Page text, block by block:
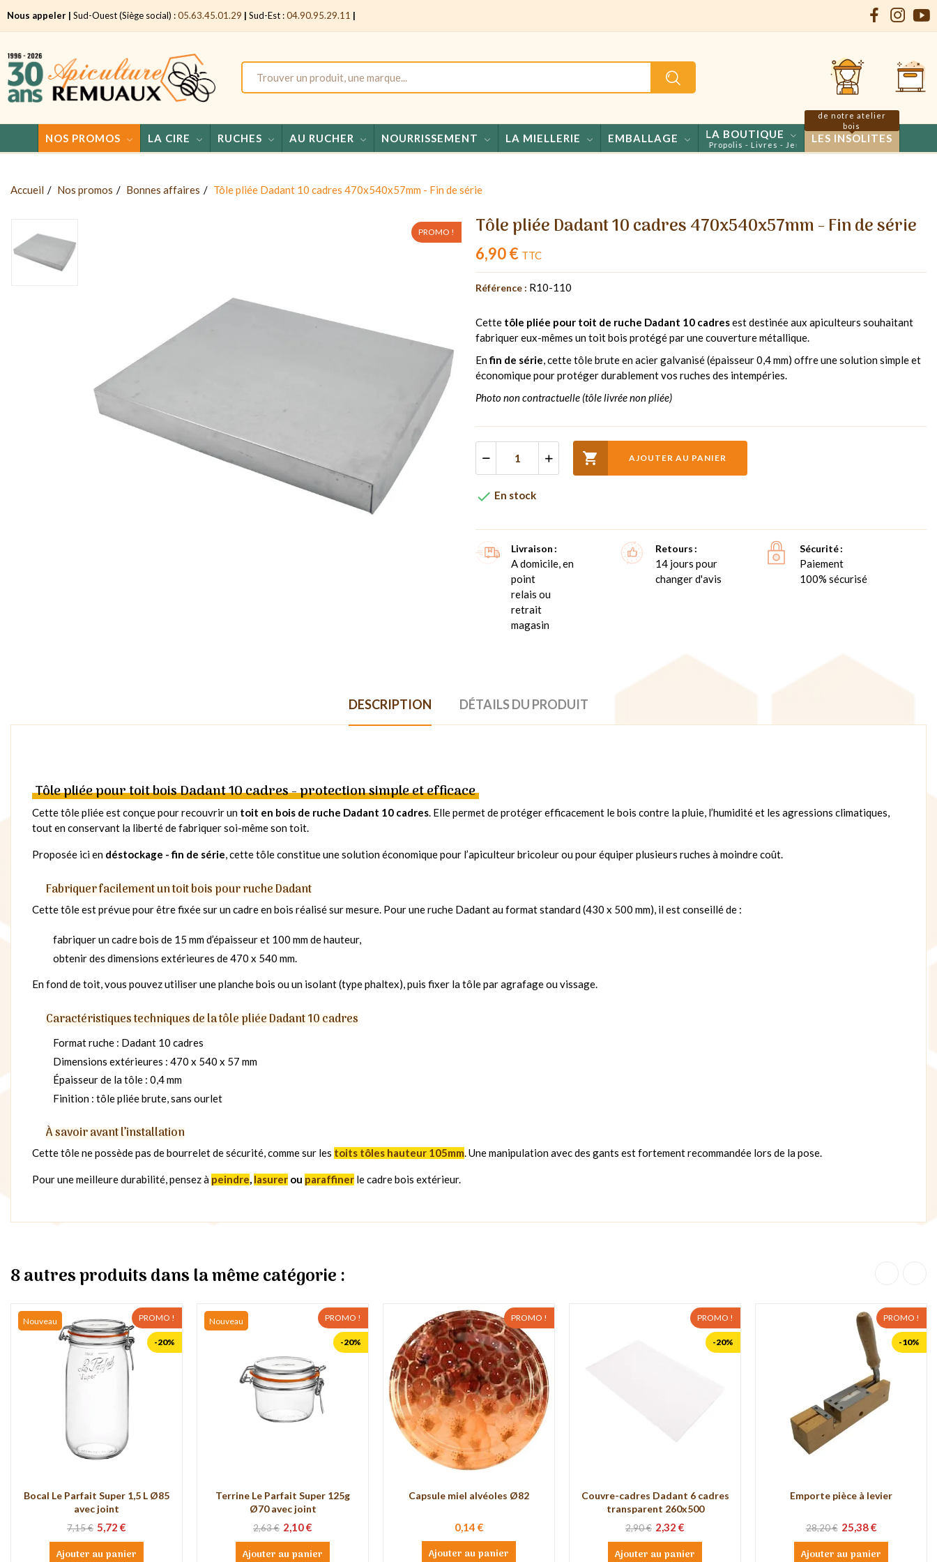
Nous appeler | Sud-Ouest (Siège social) :05.63.45.01.29 | Sud-Est :04.90.95.29.11 |
NOS PROMOS LA CIRE RUCHES AU RUCHER NOURRISSEMENT LA MIELLERIE EMBALLAGE LA BOUTIQUE
Miels - Confiseries - Propolis - Livres - Jeux
LES INSOLITES
de notre atelier
bois
Accueil Nos promos Bonnes affaires Tôle pliée Dadant 10 cadres 470x540x57mm - Fin de série
PROMO ! Tôle pliée Dadant 10 cadres 470x540x57mm - Fin de série
6,90 € TTC
Référence : R10-110
Cette tôle pliée pour toit de ruche Dadant 10 cadresest destinée aux apiculteurs souhaitant
fabriquer eux-mêmes un toit bois protégé par une couverture métallique.
Enfin de série, cette tôle brute en acier galvanisé (épaisseur 0,4 mm) offre une solution simple et
économique pour protéger durablement vos ruches des intempéries.
Photo non contractuelle (tôle livrée non pliée)
 AJOUTER AU PANIER
 En stock
Livraison
A domicile, en
point
relais ou
retrait
magasin
Retours
14 jours pour
changer d'avis
Sécurité
Paiement
100% sécurisé
DESCRIPTION DÉTAILS DU PRODUIT
Tôle pliée pour toit bois Dadant 10 cadres - protection simple et efficace
Cette tôle pliée est conçue pour recouvrir un toit en bois de ruche Dadant 10 cadres. Elle permet de protéger efficacement le bois contre la pluie, l’humidité et les agressions climatiques,
tout en conservant la liberté de fabriquer soi-même son toit.
Proposée ici en déstockage - fin de série, cette tôle constitue une solution économique pour l’apiculteur bricoleur ou pour équiper plusieurs ruches à moindre coût.
Fabriquer facilement un toit bois pour ruche Dadant
Cette tôle est prévue pour être fixée sur un cadre en bois réalisé sur mesure. Pour une ruche Dadant au format standard (430 x 500 mm), il est conseillé de :
fabriquer un cadre bois de 15 mm d’épaisseur et 100 mm de hauteur,
obtenir des dimensions extérieures de 470 x 540 mm.
En fond de toit, vous pouvez utiliser une planche bois ou un isolant (type phaltex), puis fixer la tôle par agrafage ou vissage.
Caractéristiques techniques de la tôle pliée Dadant 10 cadres
Format ruche : Dadant 10 cadres
Dimensions extérieures : 470 x 540 x 57 mm
Épaisseur de la tôle : 0,4 mm
Finition : tôle pliée brute, sans ourlet
À savoir avant l’installation
Cette tôle ne possède pas de bourrelet de sécurité, comme sur les toits tôles hauteur 105mm. Une manipulation avec des gants est fortement recommandée lors de la pose.
Pour une meilleure durabilité, pensez à peindre, lasurer ou paraffiner le cadre bois extérieur.
8 autres produits dans la même catégorie :
PROMO !
-20%
Nouveau
Bocal Le Parfait Super 1,5 L Ø85
avec joint
7,15 € 5,72 €
Ajouter au panier
PROMO !
-20%
Nouveau
Terrine Le Parfait Super 125g
Ø70 avec joint
2,63 € 2,10 €
Ajouter au panier
PROMO !
Capsule miel alvéoles Ø82
0,14 €
Ajouter au panier
PROMO !
-20%
Couvre-cadres Dadant 6 cadres
transparent 260x500
2,90 € 2,32 €
Ajouter au panier
PROMO !
-10%
Emporte pièce à levier
28,20 € 25,38 €
Ajouter au panier